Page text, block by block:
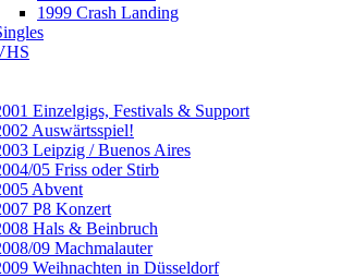
1999 Crash Landing
Einzelgigs, Festivals & Support
Auswärtsspiel!
Leipzig / Buenos Aires
05 Friss oder Stirb
Abvent
P8 Konzert
Hals & Beinbruch
09 Machmalauter
Weihnachten in Düsseldorf